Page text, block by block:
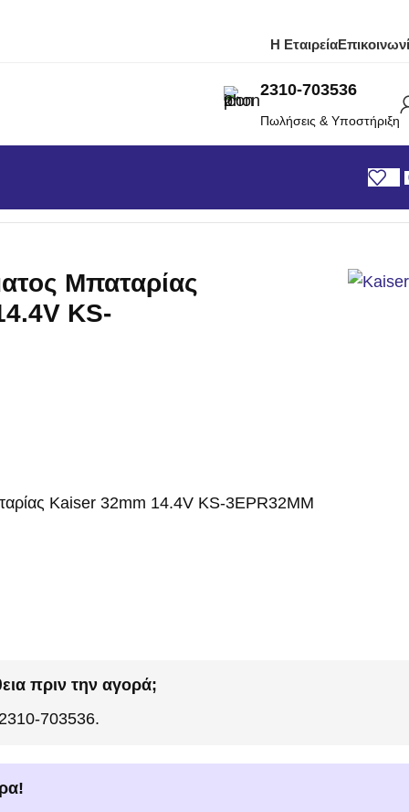
Η Εταιρεία
2310-703536
Πωλήσεις & Υποστήριξη
Μπαταρίας
KS-
Kaiser 32mm 14.4V KS-3EPR32MM
πριν την αγορά;
703536.